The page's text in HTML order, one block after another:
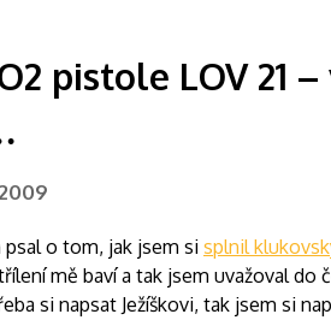
pistole LOV 21
o tom, jak jsem sisplnil
mě baví a tak jsem uvažoval do
si napsat Ježíškovi, tak jsem si